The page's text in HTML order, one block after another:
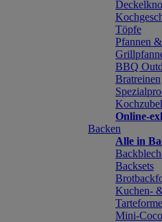
Töpfe
Pfannen
BBQ
Bratreinen
Online-
Backen
Alle in
Backsets
Kuchen-
Mini-